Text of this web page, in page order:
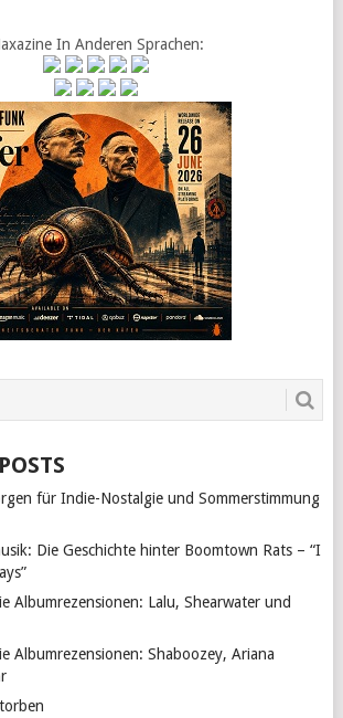
In Anderen Sprachen:
für Indie-Nostalgie und Sommerstimmung
Die Geschichte hinter Boomtown Rats – “I
Albumrezensionen: Lalu, Shearwater und
Albumrezensionen: Shaboozey, Ariana